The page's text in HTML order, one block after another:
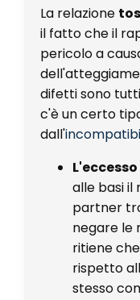
La relazione
il fatto che il
pericolo a
difetti sono
c'è un certo
dall'
alle basi il
partner
negare le
ritiene
rispetto
stesso